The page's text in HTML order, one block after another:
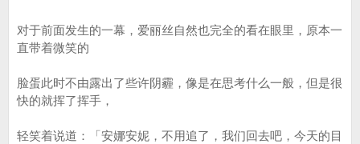
对于前面发生的一幕，爱丽丝自然也完全的看在眼里，原本一
直带着微笑的
脸蛋此时不由露出了些许阴霾，像是在思考什么一般，但是很
快的就挥了挥手，
轻笑着说道：「安娜安妮，不用追了，我们回去吧，今天的目